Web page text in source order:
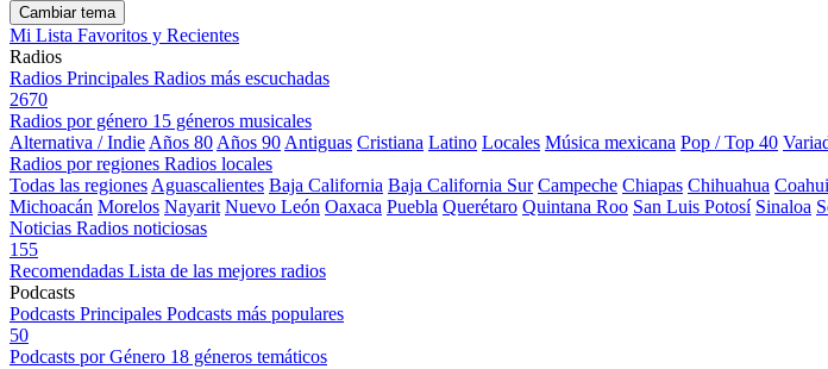
Cambiar tema
Mi Lista Favoritos y Recientes
Radios
Radios Principales Radios más escuchadas
2670
Radios por género 15 géneros musicales
Alternativa / Indie Años 80 Años 90 Antiguas Cristiana Latino Locales Música mexicana Pop / Top 40
Radios por regiones Radios locales
Todas las regiones Aguascalientes Baja California Baja California Sur Campeche Chiapas Chihuahua
Michoacán Morelos Nayarit Nuevo León Oaxaca Puebla Querétaro Quintana Roo San Luis Potosí Sinaloa
Noticias Radios noticiosas
155
Recomendadas Lista de las mejores radios
Podcasts
Podcasts Principales Podcasts más populares
50
Podcasts por Género 18 géneros temáticos